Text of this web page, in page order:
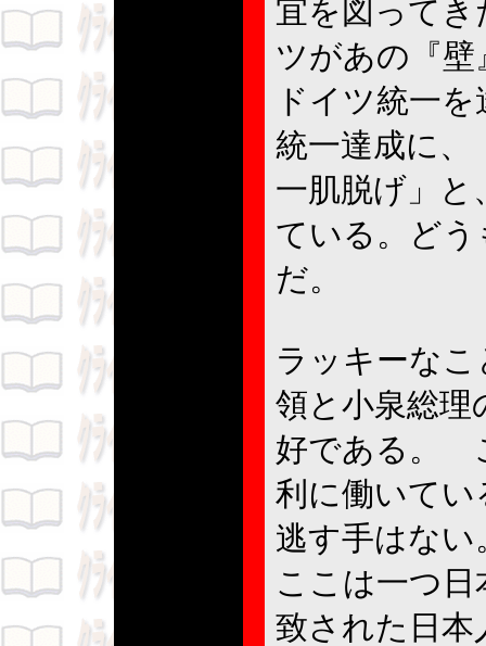
宜を図って
ツがあの『壁
ドイツ統一
統一達成に、
一肌脱げ」と
ている。ど
だ。
ラッキーな
領と小泉総理
好である。
利に働いて
逃す手はない
ここは一つ
致された日本